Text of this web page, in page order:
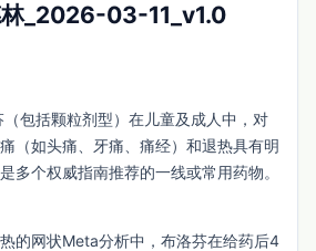
_2026-03-11_v1.0
（包括颗粒剂型）在儿童及成人中，对
（如头痛、牙痛、痛经）和退热具有明
多个权威指南推荐的一线或常用药物。
的网状Meta分析中，布洛芬在给药后4